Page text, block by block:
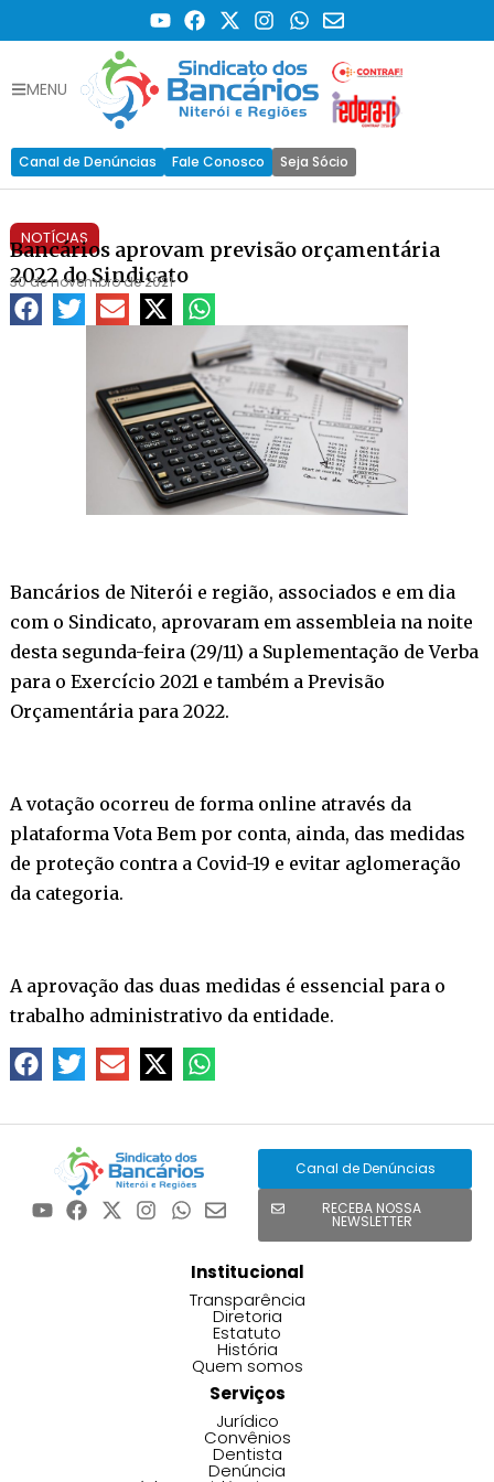
MENU
Canal de Denúncias Fale Conosco Seja Sócio
NOTÍCIAS
Bancários aprovam previsão orçamentária
2022 do Sindicato
30 de novembro de 2021
Bancários de Niterói e região, associados e em dia
com o Sindicato, aprovaram em assembleia na noite
desta segunda-feira (29/11) a Suplementação de Verba
para o Exercício 2021 e também a Previsão
Orçamentária para 2022.
A votação ocorreu de forma online através da
plataforma Vota Bem por conta, ainda, das medidas
de proteção contra a Covid-19 e evitar aglomeração
da categoria.
A aprovação das duas medidas é essencial para o
trabalho administrativo da entidade.
Canal de Denúncias
RECEBA NOSSA
NEWSLETTER
Institucional
Transparência
Diretoria
Estatuto
História
Quem somos
Serviços
Jurídico
Convênios
Dentista
Denúncia